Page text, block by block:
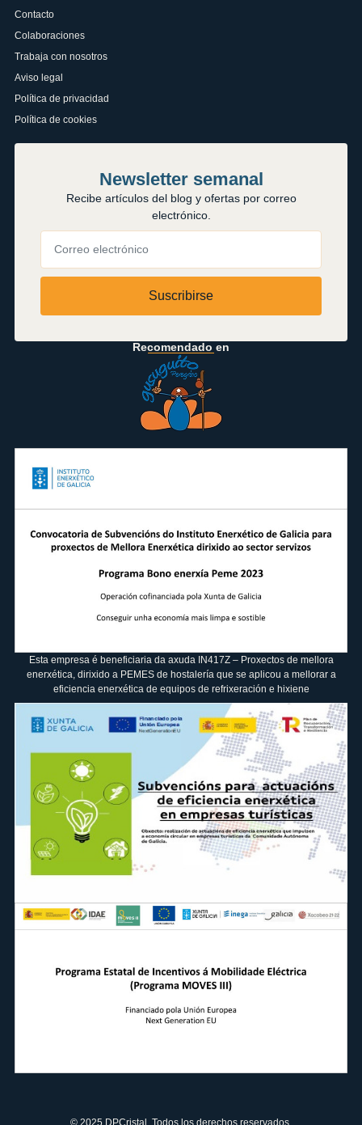
Contacto
Colaboraciones
Trabaja con nosotros
Aviso legal
Política de privacidad
Política de cookies
Newsletter semanal
Recibe artículos del blog y ofertas por correo
electrónico.
Suscribirse
Recomendado en
Esta empresa é beneficiaria da axuda IN417Z – Proxectos de mellora
enerxética, dirixido a PEMES de hostalería que se aplicou a mellorar a
eficiencia enerxética de equipos de refrixeración e hixiene
© 2025 DPCristal. Todos los derechos reservados.